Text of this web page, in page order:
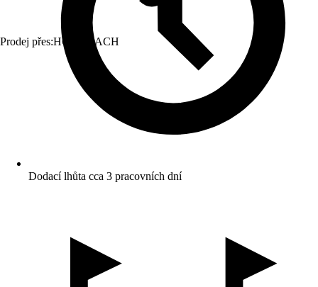
Prodej přes:HORNBACH
Dodací lhůta cca 3 pracovních dní